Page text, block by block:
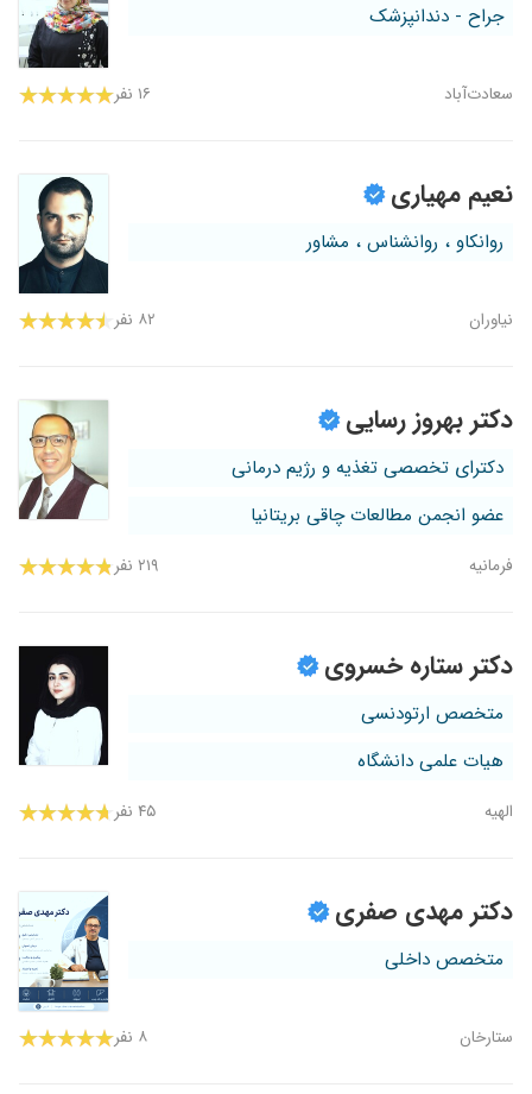
جراح - دندانپزشک
سعادت‌آباد ۱۶ نفر
نعیم مهیاری
روانکاو ، روانشناس ، مشاور
نیاوران ۸۲ نفر
دکتر بهروز رسایی
دکترای تخصصی تغذیه و رژیم درمانی
عضو انجمن مطالعات چاقی بریتانیا
فرمانیه ۲۱۹ نفر
دکتر ستاره خسروی
متخصص ارتودنسی
هیات علمی دانشگاه
الهیه ۴۵ نفر
دکتر مهدی صفری
متخصص داخلی
ستارخان ۸ نفر